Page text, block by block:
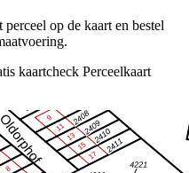
op de kaart en bestel
kaartcheck Perceelkaart